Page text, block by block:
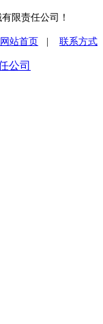
限责任公司！
网站首页 联系方式